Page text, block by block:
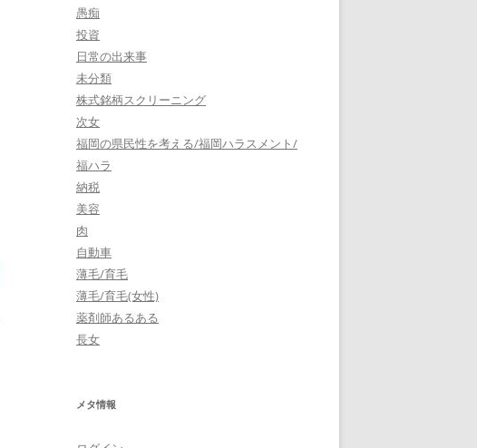
愚痴
投資
日常の出来事
未分類
株式銘柄スクリーニング
次女
福岡の県民性を考える/福岡ハラスメント/
福ハラ
納税
美容
肉
自動車
薄毛/育毛
薄毛/育毛(女性)
薬剤師あるある
長女
メタ情報